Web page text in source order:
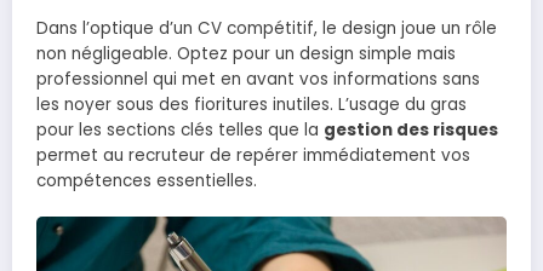
Dans l’optique d’un CV compétitif, le design joue un rôle
non négligeable. Optez pour un design simple mais
professionnel qui met en avant vos informations sans
les noyer sous des fioritures inutiles. L’usage du gras
pour les sections clés telles que la gestion des risques
permet au recruteur de repérer immédiatement vos
compétences essentielles.